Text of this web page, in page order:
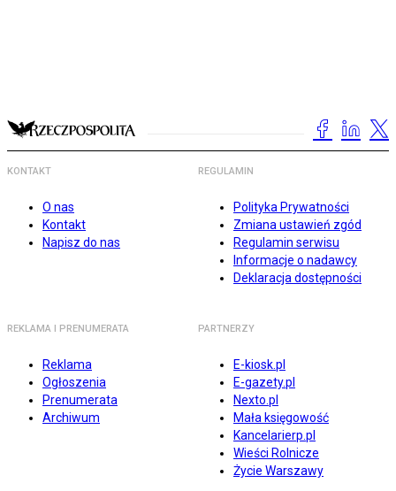
KONTAKT
O nas
Kontakt
Napisz do nas
REGULAMIN
Polityka Prywatności
Zmiana ustawień zgód
Regulamin serwisu
Informacje o nadawcy
Deklaracja dostępności
REKLAMA I PRENUMERATA
Reklama
Ogłoszenia
Prenumerata
Archiwum
PARTNERZY
E-kiosk.pl
E-gazety.pl
Nexto.pl
Mała księgowość
Kancelarierp.pl
Wieści Rolnicze
Życie Warszawy